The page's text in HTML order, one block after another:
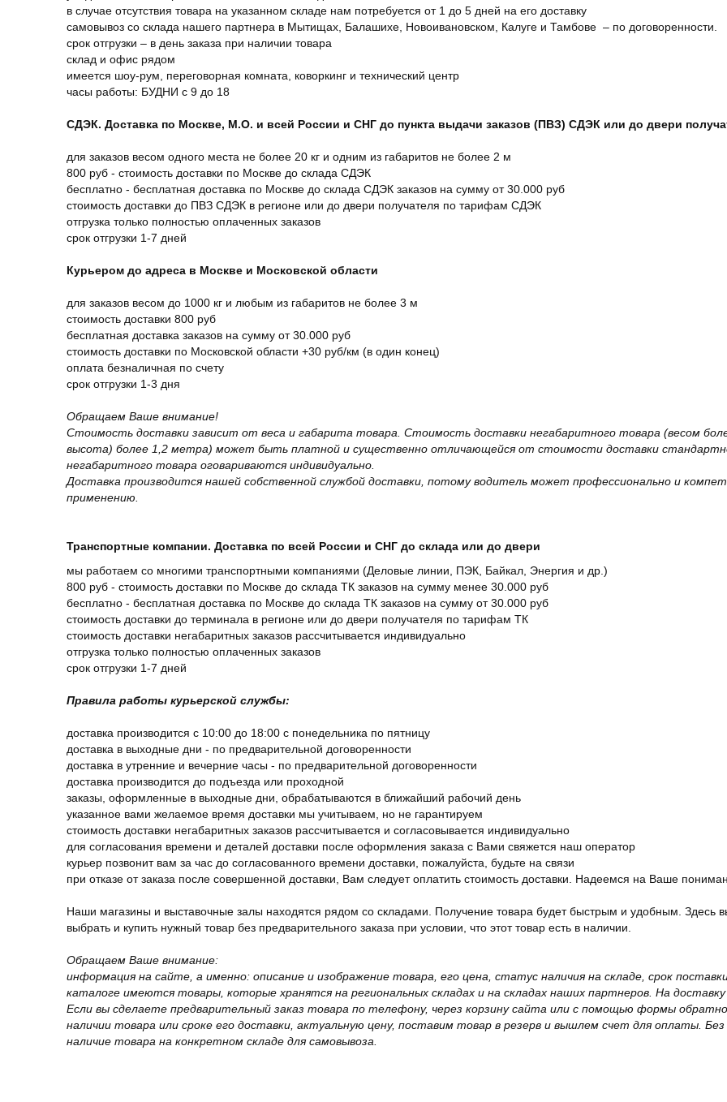
в случае отсутствия товара на указанном складе нам потребуется от 1 до 5 дней на его доставку
самовывоз со склада нашего партнера в Мытищах, Балашихе, Новоивановском, Калуге и Тамбове – по договоренности.
срок отгрузки – в день заказа при наличии товара
склад и офис рядом
имеется шоу-рум, переговорная комната, коворкинг и технический центр
часы работы: БУДНИ с 9 до 18
СДЭК. Доставка по Москве, М.О. и всей России и СНГ до пункта выдачи заказов (ПВЗ) СДЭК или до двери
для заказов весом одного места не более 20 кг и одним из габаритов не более 2 м
800 руб - стоимость доставки по Москве до склада СДЭК
бесплатно - бесплатная доставка по Москве до склада СДЭК заказов на сумму от 30.000 руб
стоимость доставки до ПВЗ СДЭК в регионе или до двери получателя по тарифам СДЭК
отгрузка только полностью оплаченных заказов
срок отгрузки 1-7 дней
Курьером до адреса в Москве и Московской области
для заказов весом до 1000 кг и любым из габаритов не более 3 м
стоимость доставки 800 руб
бесплатная доставка заказов на сумму от 30.000 руб
стоимость доставки по Московской области +30 руб/км (в один конец)
оплата безналичная по счету
срок отгрузки 1-3 дня
Обращаем Ваше внимание!
Стоимость доставки зависит от веса и габарита товара. Стоимость доставки негабаритного товара (весом
высота) более 1,2 метра) может быть платной и существенно отличающейся от стоимости доставки
негабаритного товара оговариваются индивидуально.
Доставка производится нашей собственной службой доставки, потому водитель может профессионально и
применению.
Транспортные компании. Доставка по всей России и СНГ до склада или до двери
мы работаем со многими транспортными компаниями (Деловые линии, ПЭК, Байкал, Энергия и др.)
800 руб - стоимость доставки по Москве до склада ТК заказов на сумму менее 30.000 руб
бесплатно - бесплатная доставка по Москве до склада ТК заказов на сумму от 30.000 руб
стоимость доставки до терминала в регионе или до двери получателя по тарифам ТК
стоимость доставки негабаритных заказов рассчитывается индивидуально
отгрузка только полностью оплаченных заказов
срок отгрузки 1-7 дней
Правила работы курьерской службы:
доставка производится с 10:00 до 18:00 с понедельника по пятницу
доставка в выходные дни - по предварительной договоренности
доставка в утренние и вечерние часы - по предварительной договоренности
доставка производится до подъезда или проходной
заказы, оформленные в выходные дни, обрабатываются в ближайший рабочий день
указанное вами желаемое время доставки мы учитываем, но не гарантируем
стоимость доставки негабаритных заказов рассчитывается и согласовывается индивидуально
для согласования времени и деталей доставки после оформления заказа с Вами свяжется наш оператор
курьер позвонит вам за час до согласованного времени доставки, пожалуйста, будьте на связи
при отказе от заказа после совершенной доставки, Вам следует оплатить стоимость доставки. Надеемся на Ваше
Наши магазины и выставочные залы находятся рядом со складами. Получение товара будет быстрым и удобным. Здесь
выбрать и купить нужный товар без предварительного заказа при условии, что этот товар есть в наличии.
Обращаем Ваше внимание:
информация на сайте, а именно: описание и изображение товара, его цена, статус наличия на складе, срок
каталоге имеются товары, которые хранятся на региональных складах и на складах наших партнеров. На
Если вы сделаете предварительный заказ товара по телефону, через корзину сайта или с помощью формы
наличии товара или сроке его доставки, актуальную цену, поставим товар в резерв и вышлем счет для оплаты.
наличие товара на конкретном складе для самовывоза.